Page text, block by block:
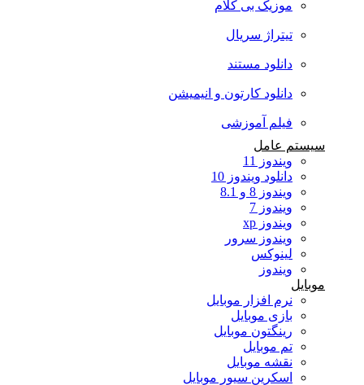
موزیک بی کلام
تیتراژ سریال
دانلود مستند
دانلود کارتون و انیمیشن
فیلم آموزشی
سیستم عامل
ویندوز 11
دانلود ویندوز 10
ویندوز 8 و 8.1
ویندوز 7
ویندوز xp
ویندوز سرور
لینوکس
ویندوز
موبایل
نرم افزار موبایل
بازی موبایل
رینگتون موبایل
تم موبایل
نقشه موبایل
اسکرین سیور موبایل